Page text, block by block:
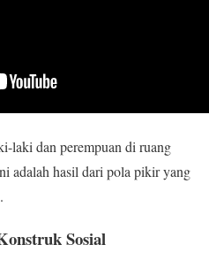
laki dan perempuan di ruang
adalah hasil dari pola pikir yang
Sosial